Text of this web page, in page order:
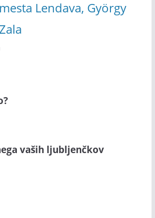
Lendava, György
vaših ljubljenčkov